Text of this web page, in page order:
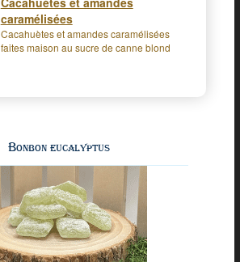
caramélisées
Cacahuètes et amandes caramélisées
faites maison au sucre de canne blond
Bonbon eucalyptus